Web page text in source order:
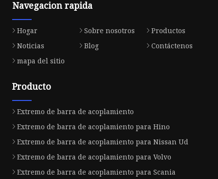
Navegacion rapida
Hogar Sobre nosotros
Productos
Noticias
Blog
Contáctenos
mapa del sitio
Producto
Extremo de barra de acoplamiento
Extremo de barra de acoplamiento para Hino
Extremo de barra de acoplamiento para Nissan Ud
Extremo de barra de acoplamiento para Volvo
Extremo de barra de acoplamiento para Scania